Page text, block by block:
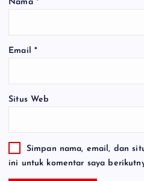
Nama *
Email *
Situs Web
Simpan nama, email, dan
ini untuk komentar saya